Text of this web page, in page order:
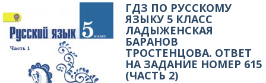
ГДЗ ПО РУССКОМУ
ЯЗЫКУ 5 КЛАСС
ЛАДЫЖЕНСКАЯ
БАРАНОВ
ТРОСТЕНЦОВА. ОТВЕТ
НА ЗАДАНИЕ НОМЕР 615
(ЧАСТЬ 2)